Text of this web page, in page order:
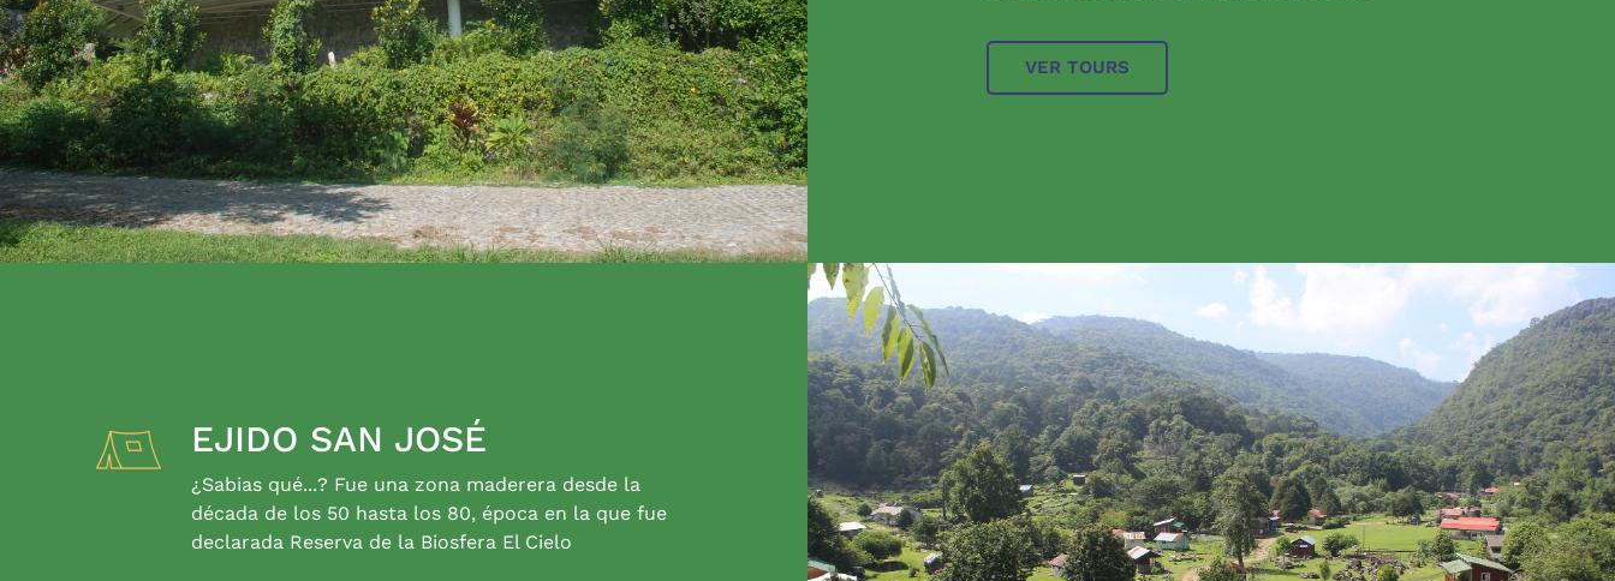
VER TOURS
EJIDO SAN JOSÉ
¿Sabias qué...? Fue una zona maderera desde la
década de los 50 hasta los 80, época en la que fue
declarada Reserva de la Biosfera El Cielo